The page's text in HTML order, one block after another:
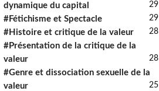
dynamique du capital
29
#Fétichisme et Spectacle 29
#Histoire et critique de la valeur 28
#Présentation de la critique de la
valeur
28
#Genre et dissociation sexuelle de la
valeur
25